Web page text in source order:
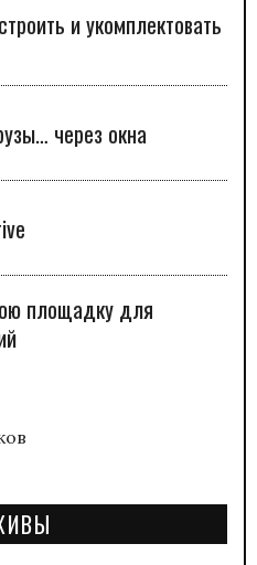
и укомплектовать
через окна
площадку для